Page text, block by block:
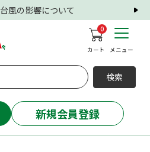
台風の影響について
0
カート メニュー
検索
新規会員登録